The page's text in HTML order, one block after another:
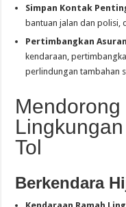
Simpan Kontak
bantuan jalan dan polisi,
Pertimbangkan
kendaraan,
perlindungan tambahan
Tol
Berkendara